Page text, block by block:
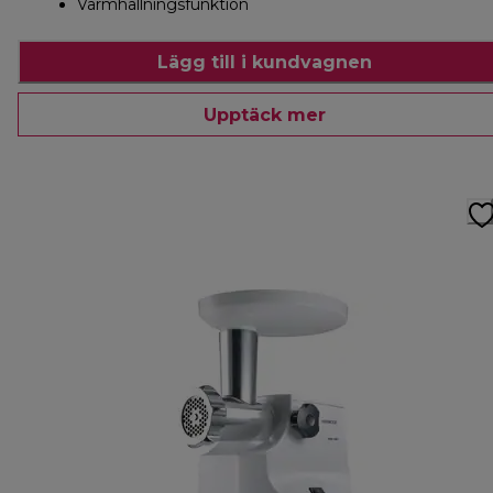
Varmhållningsfunktion
Lägg till i kundvagnen
Upptäck mer